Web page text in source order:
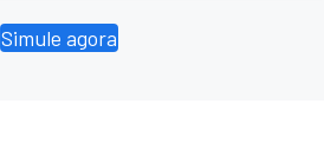
Simule agora